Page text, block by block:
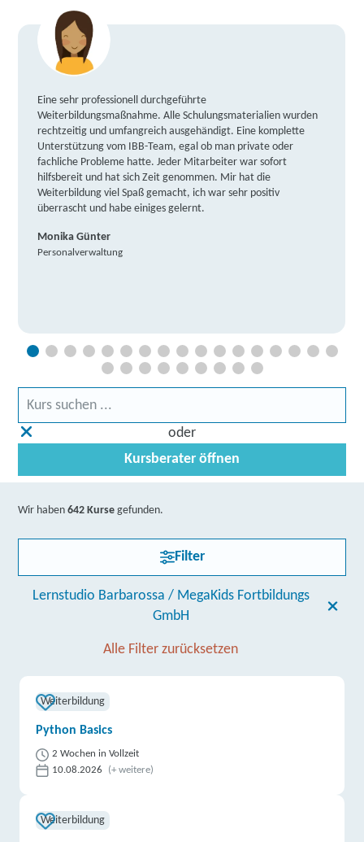
Eine sehr professionell durchgeführte
Weiterbildungsmaßnahme. Alle Schulungsmaterialien wurden
rechtzeitig und umfangreich ausgehändigt. Eine komplette
Unterstützung vom IBB-Team, egal ob man private oder
fachliche Probleme hatte. Jeder Mitarbeiter war sofort
hilfsbereit und hat sich Zeit genommen. Mir hat die
Weiterbildung viel Spaß gemacht, ich war sehr positiv
überrascht und habe einiges gelernt.
Monika Günter
Personalverwaltung
oder
Kursberater öffnen
Wir haben642 Kurse gefunden.
Filter
Lernstudio Barbarossa / MegaKids Fortbildungs
GmbH
Alle Filter zurücksetzen
Weiterbildung
Python Basics
2 Wochen in Vollzeit
10.08.2026
(+ weitere)
Weiterbildung